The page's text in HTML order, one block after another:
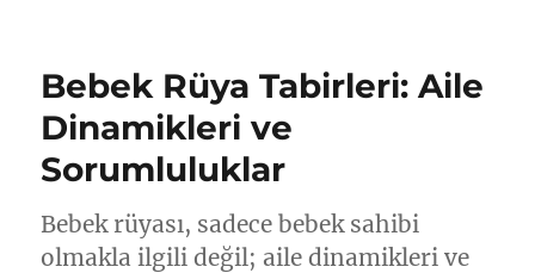
Bebek Rüya Tabirleri: Aile
Dinamikleri ve
Sorumluluklar
Bebek rüyası, sadece bebek sahibi
olmakla ilgili değil; aile dinamikleri ve